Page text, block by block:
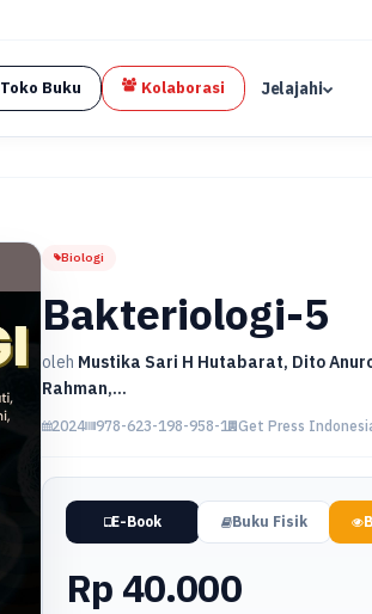
Toko Buku Kolaborasi Jelajahi
Biologi
Bakteriologi-5
oleh Mustika Sari H Hutabarat, Dito
Rahman,...
2024 978-623-198-958-1 Get Press
E-Book Buku Fisik
Rp 40.000